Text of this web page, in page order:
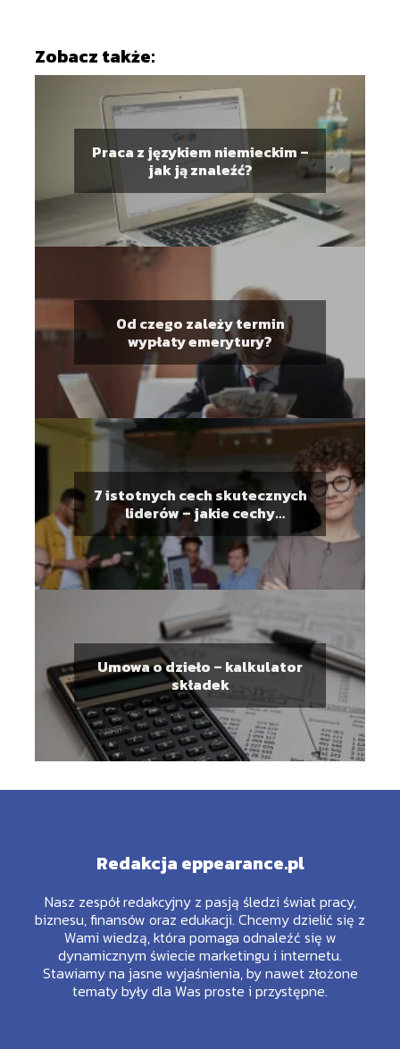
Zobacz także:
Praca z językiem niemieckim –
jak ją znaleźć?
Od czego zależy termin
wypłaty emerytury?
7 istotnych cech skutecznych
liderów – jakie cechy
charakteryzują lidera?
Umowa o dzieło – kalkulator
składek
Redakcja eppearance.pl
Nasz zespół redakcyjny z pasją śledzi świat pracy,
biznesu, finansów oraz edukacji. Chcemy dzielić się z
Wami wiedzą, która pomaga odnaleźć się w
dynamicznym świecie marketingu i internetu.
Stawiamy na jasne wyjaśnienia, by nawet złożone
tematy były dla Was proste i przystępne.